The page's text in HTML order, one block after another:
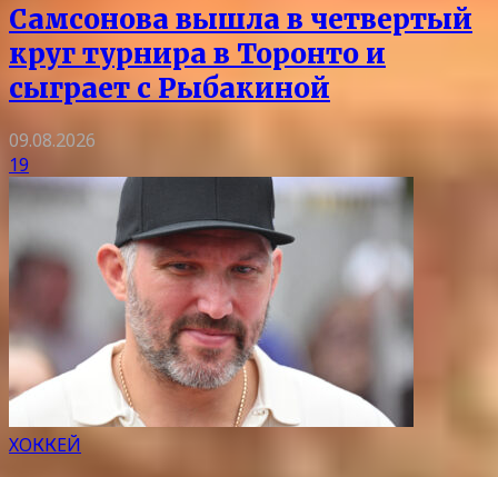
Самсонова вышла в четвертый
круг турнира в Торонто и
сыграет с Рыбакиной
09.08.2026
19
ХОККЕЙ